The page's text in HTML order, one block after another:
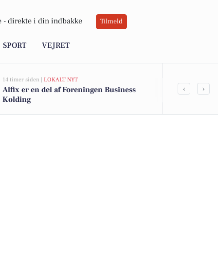
- direkte i din indbakke Tilmeld
SPORT VEJRET
14 timer siden | LOKALT NYT
Alfix er en del af Foreningen Business
Kolding
Kulturfest
‹ ›